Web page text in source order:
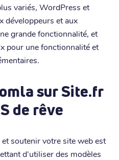
variés, WordPress et
développeurs et aux
grande fonctionnalité, et
pour une fonctionnalité et
sur Site.fr
de rêve
soutenir votre site web est
d'utiliser des modèles